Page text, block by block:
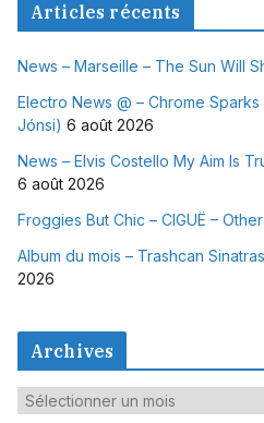
Articles récents
News – Marseille – The Sun Will
Electro News @ – Chrome
Jónsi) 6 août 2026
News – Elvis Costello My Aim Is
6 août 2026
Froggies But Chic – CIGUË –
Album du mois – Trashcan
2026
Archives
A